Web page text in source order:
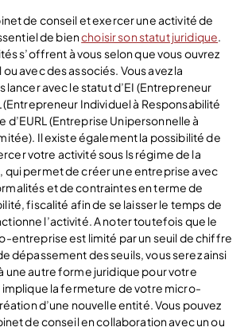
de conseil et exercer une activité de
de bienchoisir son statut juridique.
s’offrent à vous selon que vous ouvrez
avec des associés. Vous avez la
lancer avec le statut d’EI (Entrepreneur
(Entrepreneur Individuel à Responsabilité
d’EURL (Entreprise Unipersonnelle à
Il existe également la possibilité de
votre activité sous ls régime de la
permet de créer une entreprise avec
et de contraintes en terme de
fiscalité afin de se laisser le temps de
l’activité. A noter toutefois que le
entreprise est limité par un seuil de chiffre
dépassement des seuils, vous serez ainsi
une autre forme juridique pour votre
la fermeture de votre micro-
d’une nouvelle entité. Vous pouvez
de conseil en collaboration avec un ou